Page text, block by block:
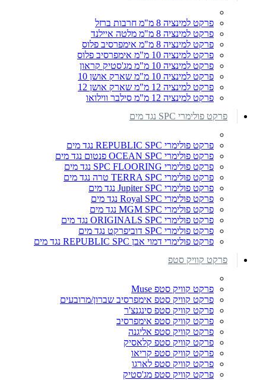
פרקט למינציה 8 מ"מ חרבות ברזל
פרקט למינציה 8 מ"מ מלטה איילנד
פרקט למינציה 8 מ"מ אימפרסיב פלוס
פרקט למינציה 10 מ"מ אימפרסיב פלוס
פרקט למינציה 10 מ"מ מג'סטיק קראון
פרקט למינציה 10 מ"מ שארק אושן 10
פרקט למינציה 12 מ"מ שארק אושן 12
פרקט למינציה 12 מ"מ סילבר ווילואו
פרקט פולימרי SPC נגד מים
פרקט פולימרי REPUBLIC SPC נגד מים
פרקט פולימרי OCEAN SPC פנטום נגד מים
פרקט פולימרי SPC FLOORING נגד מים
פרקט פולימרי TERRA SPC טרה נגד מים
פרקט פולימרי Jupiter SPC נגד מים
פרקט פולימרי Royal SPC נגד מים
פרקט פולימרי MGM SPC נגד מים
פרקט פולימרי ORIGINALS SPC נגד מים
פרקט פולימרי SPC דוביפרקט נגד מים
פרקט פולימרי דמוי אבן REPUBLIC SPC נגד מים
פרקט קוויק סטפ
פרקט קוויק סטפ Muse
פרקט קוויק סטפ אימפרסיב שברון/מרובעים
פרקט קוויק סטפ סינגנצ'ר
פרקט קוויק סטפ אימפרסיב
פרקט קוויק סטפ אליגנה
פרקט קוויק סטפ קלאסיק
פרקט קוויק סטפ קריאו
פרקט קוויק סטפ לארגו
פרקט קוויק סטפ מג'סטיק